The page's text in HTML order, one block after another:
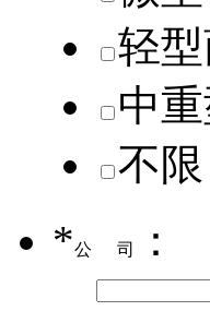
轻
中
不限
*公司 ：